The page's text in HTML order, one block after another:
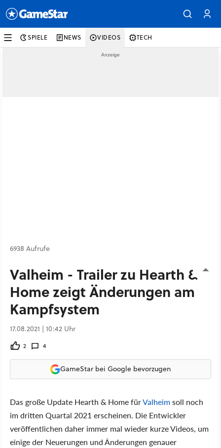
SPIELE NEWS VIDEOS TECH
6938 Aufrufe
Valheim - Trailer zu Hearth &
Home zeigt Änderungen am
Kampfsystem
17.08.2021 | 10:42 Uhr
2 4
GameStar bei Google bevorzugen
Das große Update Hearth & Home fürValheimsoll noch
im dritten Quartal 2021 erscheinen. Die Entwickler
veröffentlichen daher immer mal wieder kurze Videos, um
einige der Neuerungen und Änderungen genauer